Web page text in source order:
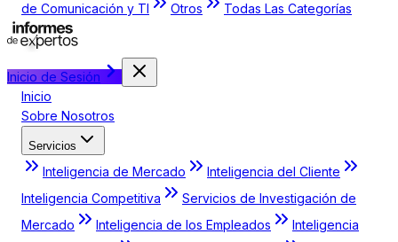
de Comunicación y TI
Otros Todas Las Categorías
Inicio de Sesión
Inicio
Sobre Nosotros
Servicios
Inteligencia de Mercado
Inteligencia del Cliente
Inteligencia Competitiva
Servicios de Investigación de
Mercado
Inteligencia de los Empleados
Inteligencia